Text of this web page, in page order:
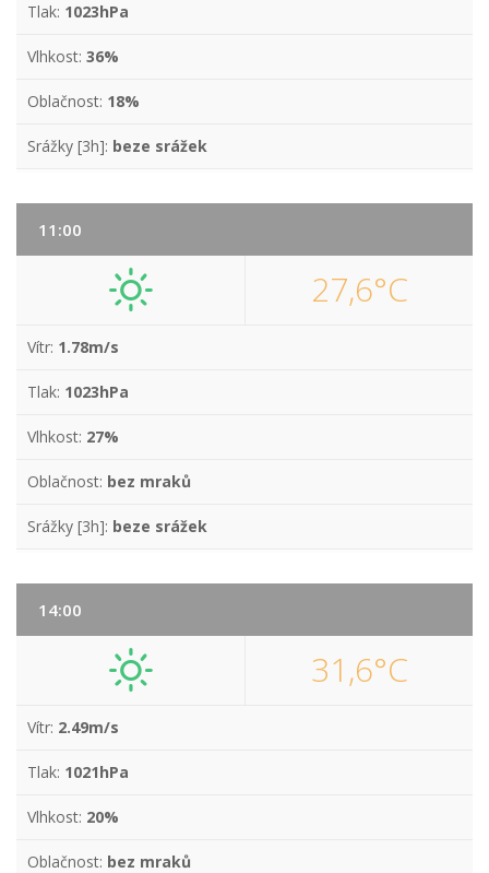
Tlak: 1023hPa
Vlhkost: 36%
Oblačnost: 18%
Srážky [3h]: beze srážek
11:00
27,6°C
Vítr: 1.78m/s
Tlak: 1023hPa
Vlhkost: 27%
Oblačnost: bez mraků
Srážky [3h]: beze srážek
14:00
31,6°C
Vítr: 2.49m/s
Tlak: 1021hPa
Vlhkost: 20%
Oblačnost: bez mraků